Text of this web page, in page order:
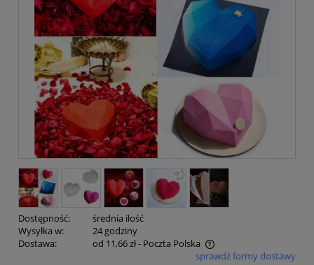
Dostępność:
średnia ilość
Wysyłka w:
24 godziny
Dostawa:
od 11,66 zł- Poczta Polska
Cena nie zawiera ewentualnych kosztów płatnościsprawdź formy dostawy